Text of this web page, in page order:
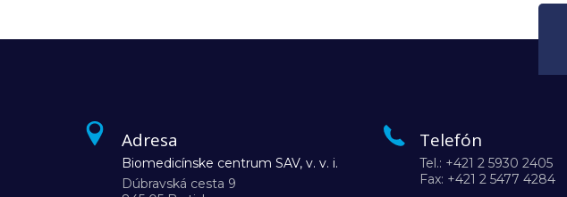
Adresa
Biomedicínske centrum SAV, v. v. i.
Dúbravská cesta 9
Telefón
Tel.: +421 2 5930 2405
Fax: +421 2 5477 4284